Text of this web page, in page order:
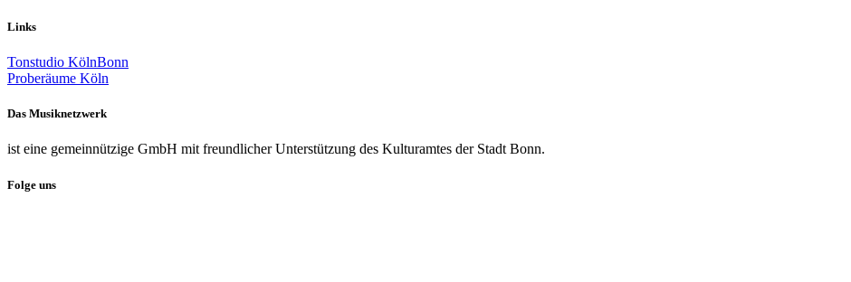
Links
Tonstudio KölnBonn
Proberäume Köln
Das Musiknetzwerk
ist eine gemeinnützige GmbH mit freundlicher Unterstützung des Kulturamtes der Stadt Bonn.
Folge uns